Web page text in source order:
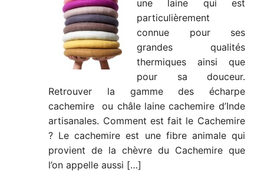
une laine qui est
particulièrement
connue pour ses
grandes qualités
thermiques ainsi que
pour sa douceur.
Retrouver la gamme des écharpe
cachemire ou châle laine cachemire d’Inde
artisanales. Comment est fait le Cachemire
? Le cachemire est une fibre animale qui
provient de la chèvre du Cachemire que
l’on appelle aussi […]